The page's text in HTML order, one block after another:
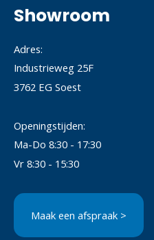
Showroom
Adres:
Industrieweg 25F
3762 EG Soest
Openingstijden:
Ma-Do 8:30 - 17:30
Vr 8:30 - 15:30
Maak een afspraak >